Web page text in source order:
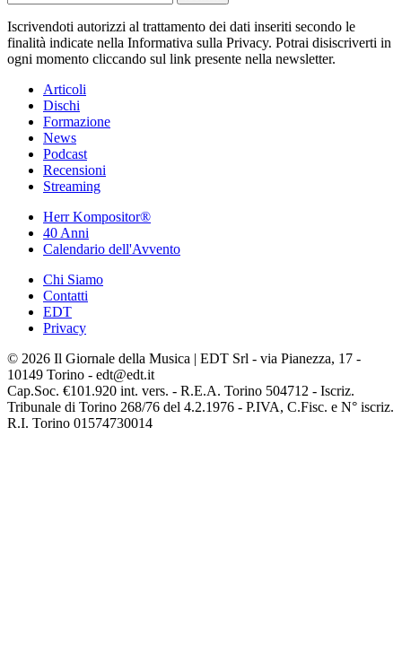
Iscrivendoti autorizzi al trattamento dei dati inseriti secondo le
finalità indicate nella Informativa sulla Privacy. Potrai disiscriverti in
ogni momento cliccando sul link presente nella newsletter.
Articoli
Dischi
Formazione
News
Podcast
Recensioni
Streaming
Herr Kompositor®
40 Anni
Calendario dell'Avvento
Chi Siamo
Contatti
EDT
Privacy
© 2026 Il Giornale della Musica | EDT Srl - via Pianezza, 17 -
10149 Torino - edt@edt.it
Cap.Soc. €101.920 int. vers. - R.E.A. Torino 504712 - Iscriz.
Tribunale di Torino 268/76 del 4.2.1976 - P.IVA, C.Fisc. e N° iscriz.
R.I. Torino 01574730014